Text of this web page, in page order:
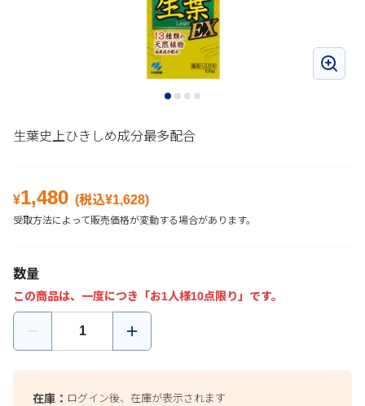
生葉史上ひきしめ成分最多配合
¥1,480 (税込¥1,628)
受取方法によって販売価格が変動する場合があります。
数量
この商品は、一度につき「お1人様10点限り」です。
在庫： ログイン後、在庫が表示されます